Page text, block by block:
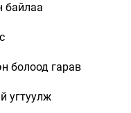
байлаа
болоод гарав
угтуулж